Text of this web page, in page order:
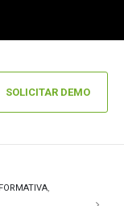
SOLICITAR DEMO
,